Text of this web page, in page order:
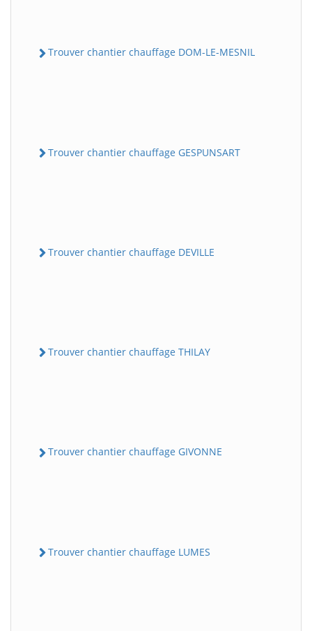
Trouver chantier chauffage DOM-LE-MESNIL
Trouver chantier chauffage GESPUNSART
Trouver chantier chauffage DEVILLE
Trouver chantier chauffage THILAY
Trouver chantier chauffage GIVONNE
Trouver chantier chauffage LUMES